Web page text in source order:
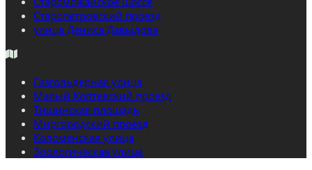
Старопетровский проезд
улица Дениса Давыдова
Газгольдерная улица
Малый Коптевский проезд
Тишинская площадь
Миргородский проезд
Коломенская улица
Зоологическая улица